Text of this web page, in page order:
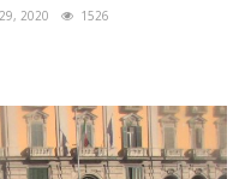
2020 1526